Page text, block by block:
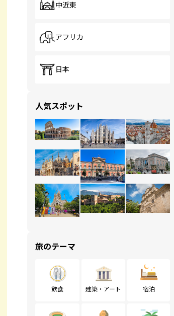
中近東
アフリカ
日本
人気スポット
旅のテーマ
飲食 建築・アート 宿泊